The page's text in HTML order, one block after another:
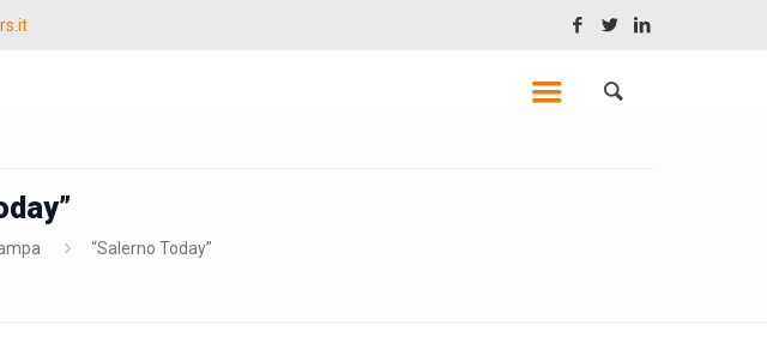
“Salerno Today”